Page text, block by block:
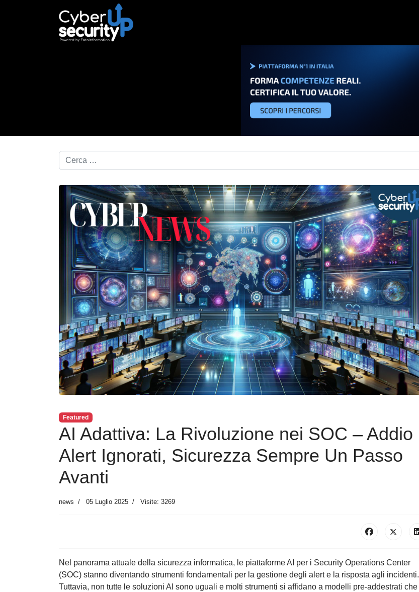
Cerca nel blog...
Featured
AI Adattiva: La Rivoluzione nei SOC – Addio
Alert Ignorati, Sicurezza Sempre Un Passo
Avanti
news 05 Luglio 2025 Visite: 3269
Nel panorama attuale della sicurezza informatica, le piattaforme AI per i Security Operations Center
(SOC) stanno diventando strumenti fondamentali per la gestione degli alert e la risposta agli incidenti.
Tuttavia, non tutte le soluzioni AI sono uguali e molti strumenti si affidano a modelli pre-addestrati che